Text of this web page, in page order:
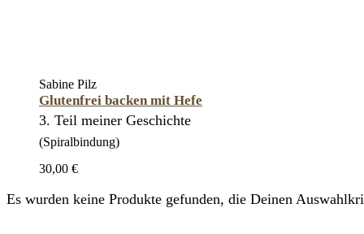
Sabine Pilz
Glutenfrei backen mit Hefe
3. Teil meiner Geschichte
(Spiralbindung)
30,00 €
Es wurden keine Produkte gefunden, die Deinen